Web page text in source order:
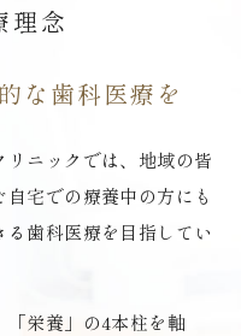
理念
な歯科医療を
ニックでは、 地域の皆
宅での療養中の方にも
る歯科医療を目指してい
「栄養」の4本柱を軸